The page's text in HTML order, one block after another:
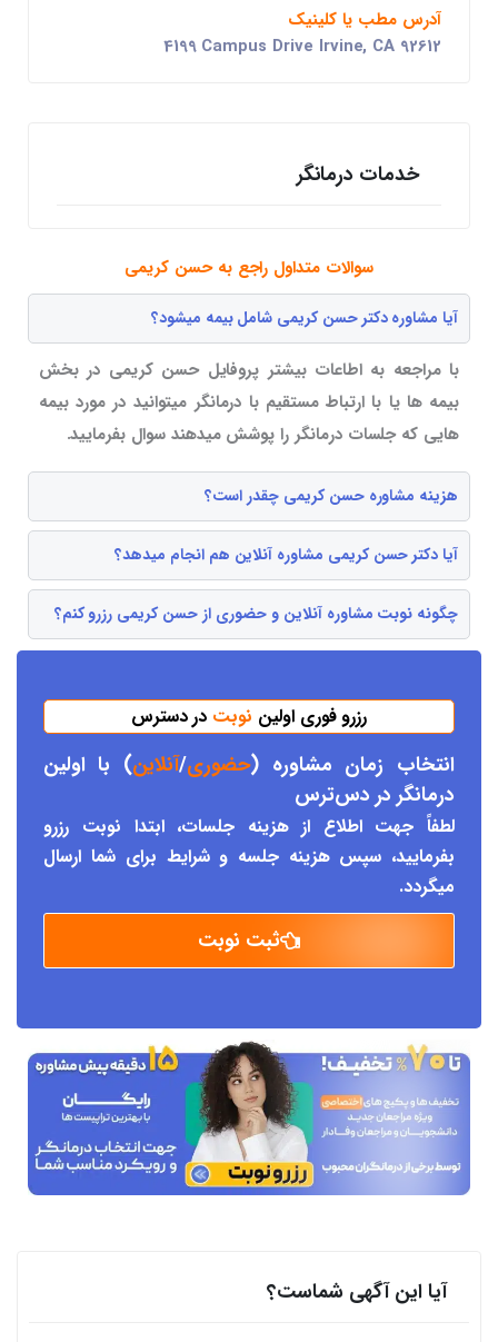
آدرس مطب یا کلینیک
4199 Campus Drive Irvine, CA 92612
خدمات درمانگر
سوالات متداول راجع به حسن کریمی
آیا مشاوره دکتر حسن کریمی شامل بیمه میشود؟
با مراجعه به اطاعات بیشتر پروفایل حسن کریمی در بخش
بیمه ها یا با ارتباط مستقیم با درمانگر میتوانید در مورد بیمه
هایی که جلسات درمانگر را پوشش میدهند سوال بفرمایید.
هزینه مشاوره حسن کریمی چقدر است؟
آیا دکتر حسن کریمی مشاوره آنلاین هم انجام میدهد؟
چگونه نوبت مشاوره آنلاین و حضوری از حسن کریمی رزرو کنم؟
رزرو فوری اولین نوبت در دسترس
انتخاب زمان مشاوره (حضوری/آنلاین) با اولین
درمانگر در دسترس
لطفاً جهت اطلاع از هزینه جلسات، ابتدا نوبت رزرو
بفرمایید، سپس هزینه جلسه و شرایط برای شما ارسال
میگردد.
ثبت نوبت
آیا این آگهی شماست؟